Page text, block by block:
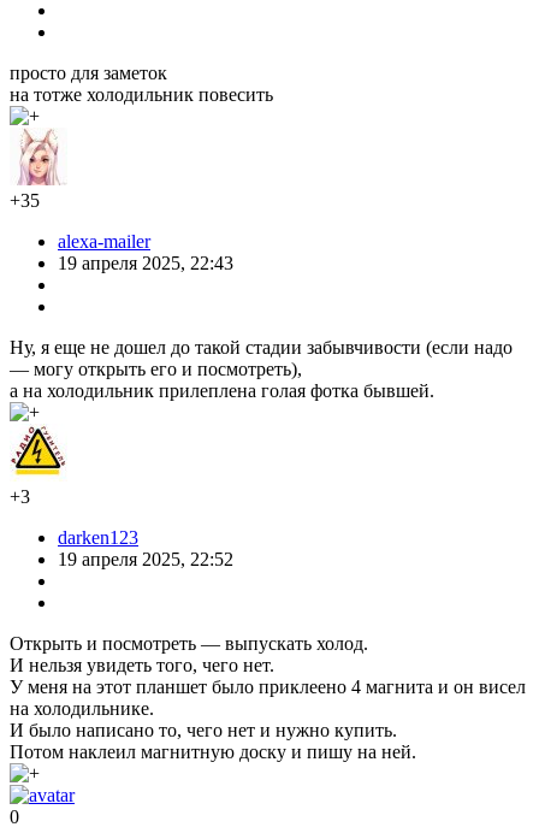
просто для заметок
на тотже холодильник повесить
+35
alexa-mailer
19 апреля 2025, 22:43
Ну, я еще не дошел до такой стадии забывчивости (если надо
— могу открыть его и посмотреть),
а на холодильник прилеплена голая фотка бывшей.
+3
darken123
19 апреля 2025, 22:52
Открыть и посмотреть — выпускать холод.
И нельзя увидеть того, чего нет.
У меня на этот планшет было приклеено 4 магнита и он висел
на холодильнике.
И было написано то, чего нет и нужно купить.
Потом наклеил магнитную доску и пишу на ней.
0